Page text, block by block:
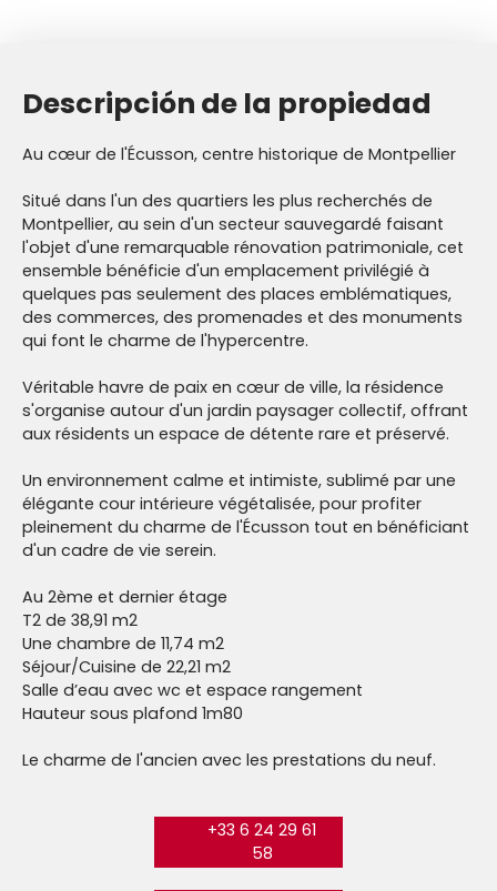
Descripción de la propiedad
Au cœur de l'Écusson, centre historique de Montpellier
Situé dans l'un des quartiers les plus recherchés de
Montpellier, au sein d'un secteur sauvegardé faisant
l'objet d'une remarquable rénovation patrimoniale, cet
ensemble bénéficie d'un emplacement privilégié à
quelques pas seulement des places emblématiques,
des commerces, des promenades et des monuments
qui font le charme de l'hypercentre.
Véritable havre de paix en cœur de ville, la résidence
s'organise autour d'un jardin paysager collectif, offrant
aux résidents un espace de détente rare et préservé.
Un environnement calme et intimiste, sublimé par une
élégante cour intérieure végétalisée, pour profiter
pleinement du charme de l'Écusson tout en bénéficiant
d'un cadre de vie serein.
Au 2ème et dernier étage
T2 de 38,91 m2
Une chambre de 11,74 m2
Séjour/Cuisine de 22,21 m2
Salle d’eau avec wc et espace rangement
Hauteur sous plafond 1m80
Le charme de l'ancien avec les prestations du neuf.
+33 6 24 29 61
58